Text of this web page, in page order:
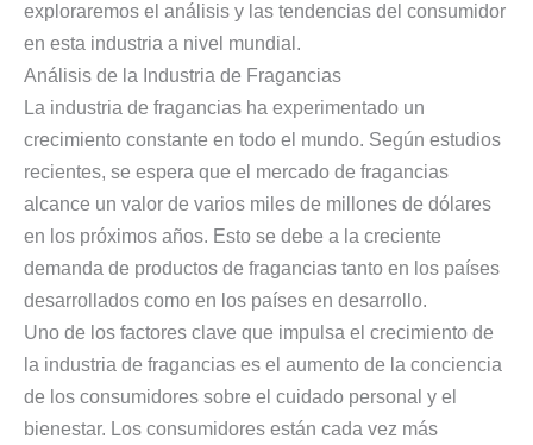
exploraremos el análisis y las tendencias del consumidor
en esta industria a nivel mundial.
Análisis de la Industria de Fragancias
La industria de fragancias ha experimentado un
crecimiento constante en todo el mundo. Según estudios
recientes, se espera que el mercado de fragancias
alcance un valor de varios miles de millones de dólares
en los próximos años. Esto se debe a la creciente
demanda de productos de fragancias tanto en los países
desarrollados como en los países en desarrollo.
Uno de los factores clave que impulsa el crecimiento de
la industria de fragancias es el aumento de la conciencia
de los consumidores sobre el cuidado personal y el
bienestar. Los consumidores están cada vez más